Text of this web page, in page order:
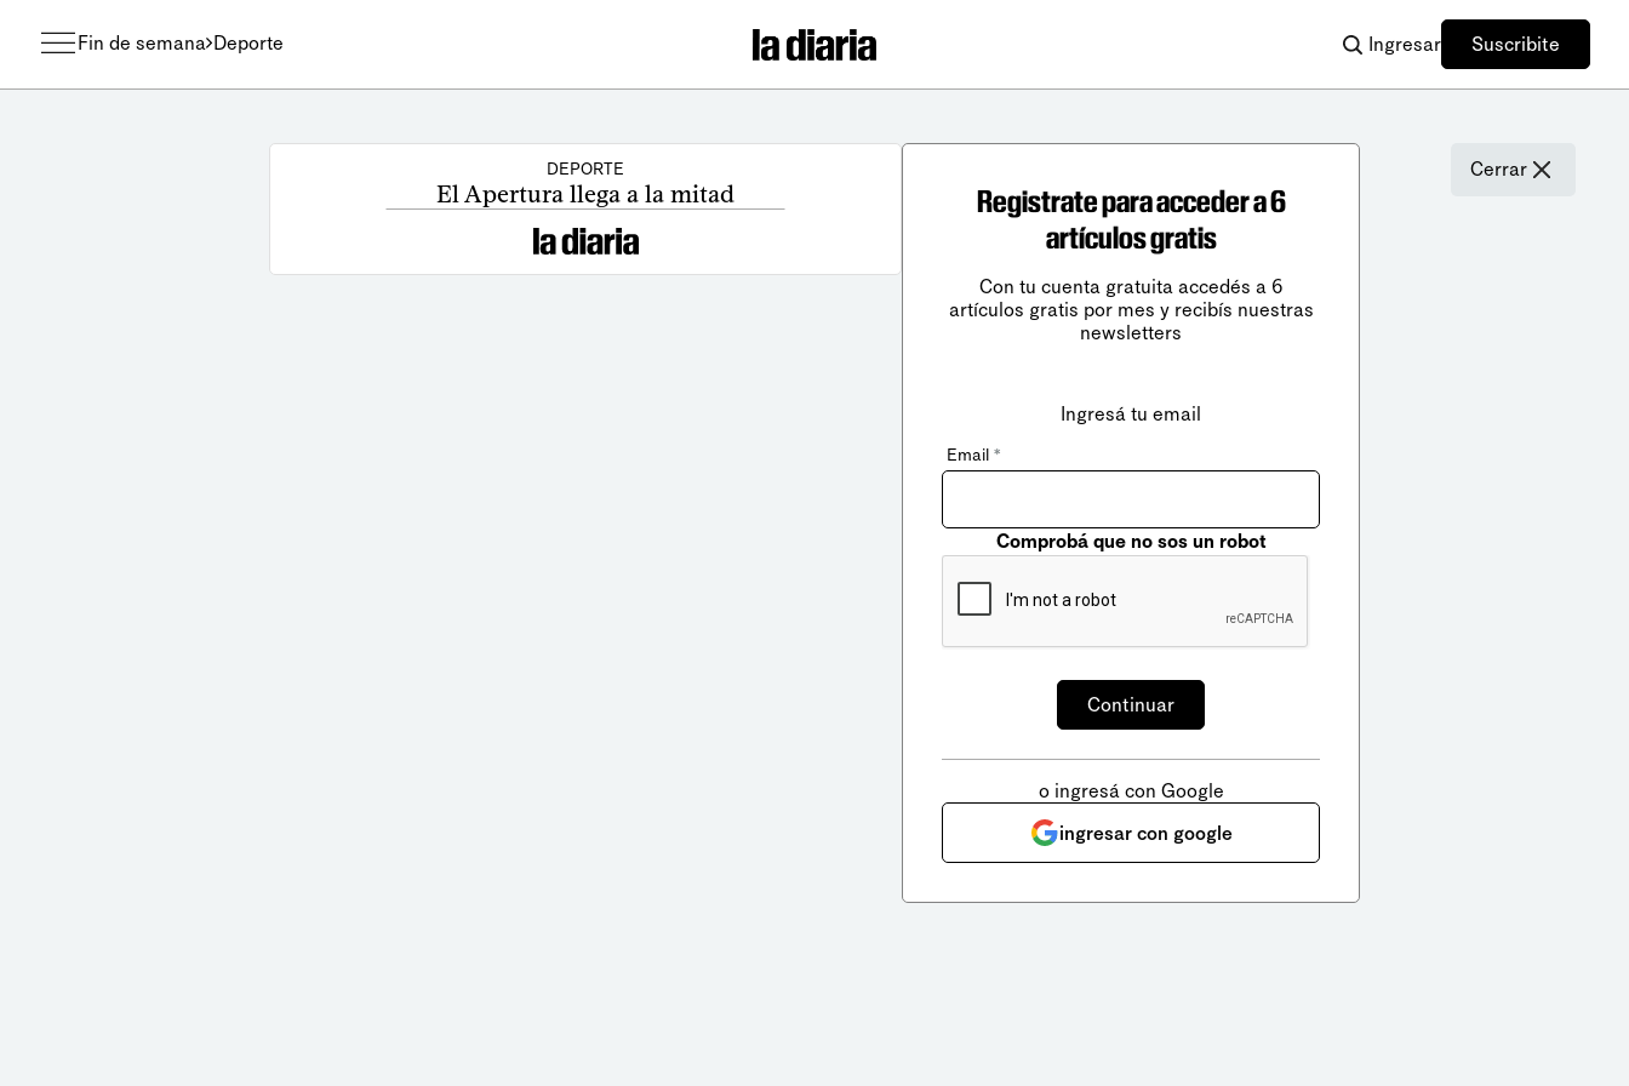
Fin de semana Deporte Ingresar Suscribite
DEPORTE
El Apertura llega a la mitad
Cerrar
Registrate para acceder a 6
artículos gratis
Con tu cuenta gratuita accedés a 6
artículos gratis por mes y recibís nuestras
newsletters
Ingresá tu email
Email *
Comprobá que no sos un robot
o ingresá con Google
ingresar con google